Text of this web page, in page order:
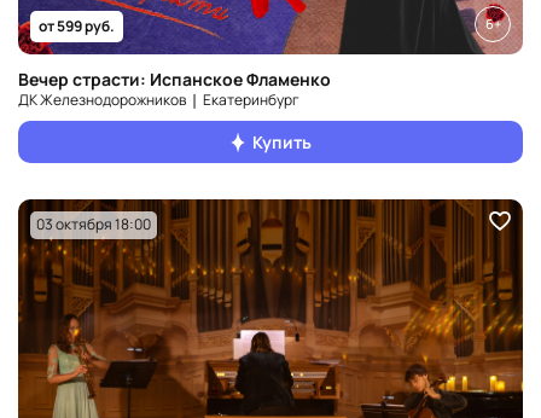
от 599 руб. 6+
Вечер страсти: Испанское Фламенко
ДК Железнодорожников ❘ Екатеринбург
Купить
03 октября 18:00